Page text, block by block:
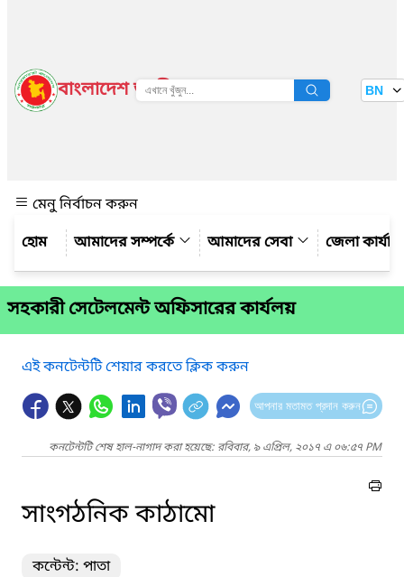
বাংলাদেশ জাতীয় তথ্য বাতায়ন BN
মেনু নির্বাচন করুন
আমাদের সম্পর্কে
আমাদের সেবা জেলা
সহকারী সেটেলমেন্ট অফিসারের কার্যলয়
এই কনটেন্টটি শেয়ার করতে ক্লিক করুন
আপনার মতামত প্রদান করুন
কনটেন্টটি শেষ হাল-নাগাদ করা হয়েছে: রবিবার, ৯ এপ্রিল, ২০১৭ এ ০৬:৫৭ PM
সাংগঠনিক কাঠামো
কন্টেন্ট: পাতা